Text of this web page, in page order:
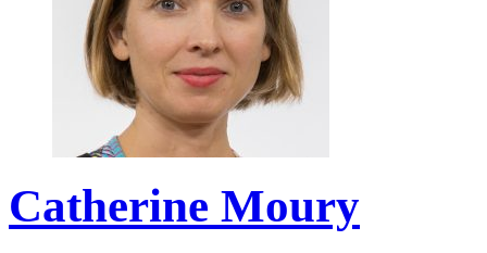
Catherine Moury